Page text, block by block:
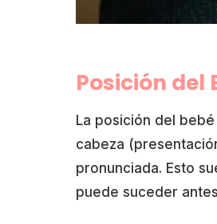
Posición del
La posición del
cabeza
pronunciada. Esto
puede suceder